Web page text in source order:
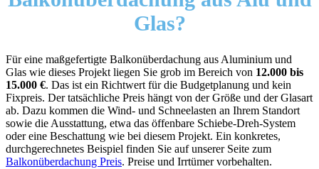
Glas?
Für eine maßgefertigte Balkonüberdachung aus Aluminium und
Glas wie dieses Projekt liegen Sie grob im Bereich von 12.000 bis
15.000 €. Das ist ein Richtwert für die Budgetplanung und kein
Fixpreis. Der tatsächliche Preis hängt von der Größe und der Glasart
ab. Dazu kommen die Wind- und Schneelasten an Ihrem Standort
sowie die Ausstattung, etwa das öffenbare Schiebe-Dreh-System
oder eine Beschattung wie bei diesem Projekt. Ein konkretes,
durchgerechnetes Beispiel finden Sie auf unserer Seite zum
Balkonüberdachung Preis. Preise und Irrtümer vorbehalten.